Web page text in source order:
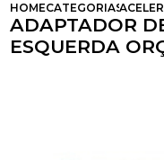
HOMECATEGORIAS
ADAPTADOR
ESQUERDA